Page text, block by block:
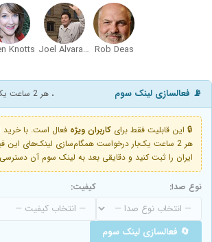
Rob Deas
Joel Alvarado
Knotts
📡 فعالسازی لینک سوم ، هر 2 ساعت یک فیلم برای یک کاربر ویژه
🔒 این قابلیت فقط برای کاربران ویژه فعال است. با خرید
ایران را ثبت کنید و دقایقی بعد به لینک سوم آن
نوع صدا: کیفیت:
🔄 فعالسازی لینک سوم